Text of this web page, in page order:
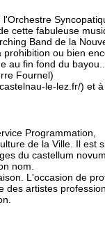
cette fabuleuse
Band de la
prohibition ou bien
au fin fond du
Fournel)
le-lez.fr/) et à
Programmation,
de la Ville. Il est
du castellum
nom.
L'occasion de
des artistes